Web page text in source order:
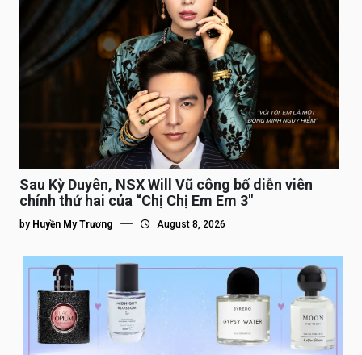
Sau Kỳ Duyên, NSX Will Vũ công bố diễn viên
chính thứ hai của “Chị Chị Em Em 3″
by Huyền My Trương August 8, 2026